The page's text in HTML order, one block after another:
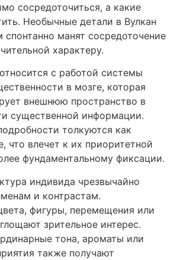
сосредоточиться, а какие
Необычные детали в Вулкан
спонтанно манят сосредоточение
характеру.
с работой системы
в мозге, которая
внешнюю пространство в
существенной информации.
толкуются как
что влечет к их приоритетной
фундаментальному фиксации.
индивида чрезвычайно
и контрастам.
фигуры, перемещения или
зрительное интерес.
тона, ароматы или
также получают